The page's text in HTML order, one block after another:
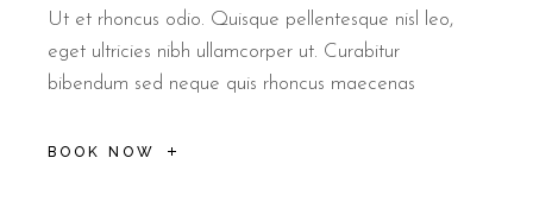
Ut et rhoncus odio. Quisque pellentesque nisl leo,
eget ultricies nibh ullamcorper ut. Curabitur
bibendum sed neque quis rhoncus maecenas
BOOK NOW